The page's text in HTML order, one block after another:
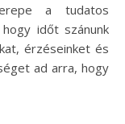
a tudatos
időt szánunk
érzéseinket és
ad arra, hogy